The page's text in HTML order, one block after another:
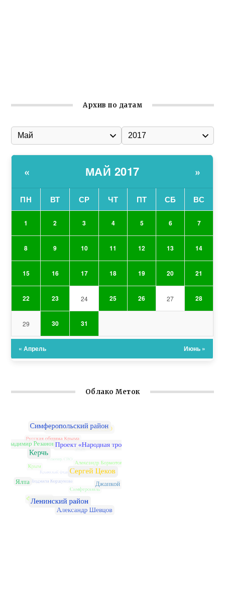
Архив по датам
« МАЙ 2017 »
ПН ВТ СР ЧТ ПТ СБ ВС
1 2 3 4 5 6 7
8 9 10 11 12 13 14
15 16 17 18 19 20 21
22 23 24 25 26 27 28
29 30 31
« Апрель Июнь »
Облако Меток